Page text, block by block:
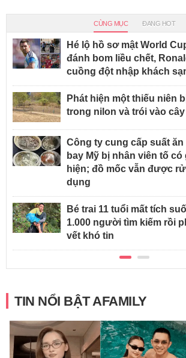
CÙNG MỤC ĐANG HOT
Hé lộ hồ sơ mật World
đánh bom liều chết,
cuồng đột nhập khách
Phát hiện một thiếu niên
trong nilon và trói vào
Công ty cung cấp suất
bay Mỹ bị nhân viên tố
hiện; đồ mốc vẫn được
dụng
Bé trai 11 tuổi mất tích
1.000 người tìm kiếm rồi
vết khó tin
TIN NỔI BẬT AFAMILY